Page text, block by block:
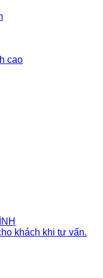
cao
khách khi tư vấn.